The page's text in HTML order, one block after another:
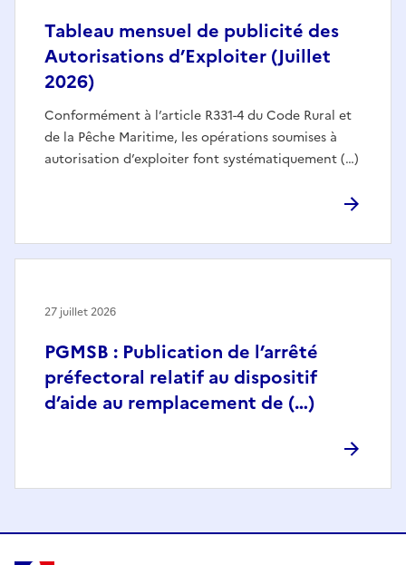
Tableau mensuel de publicité des
Autorisations d’Exploiter (Juillet
2026)
Conformément à l’article R331-4 du Code Rural et
de la Pêche Maritime, les opérations soumises à
autorisation d’exploiter font systématiquement (…)
PGMSB : Publication de l’arrêté
préfectoral relatif au dispositif
d’aide au remplacement de (…)
27 juillet 2026